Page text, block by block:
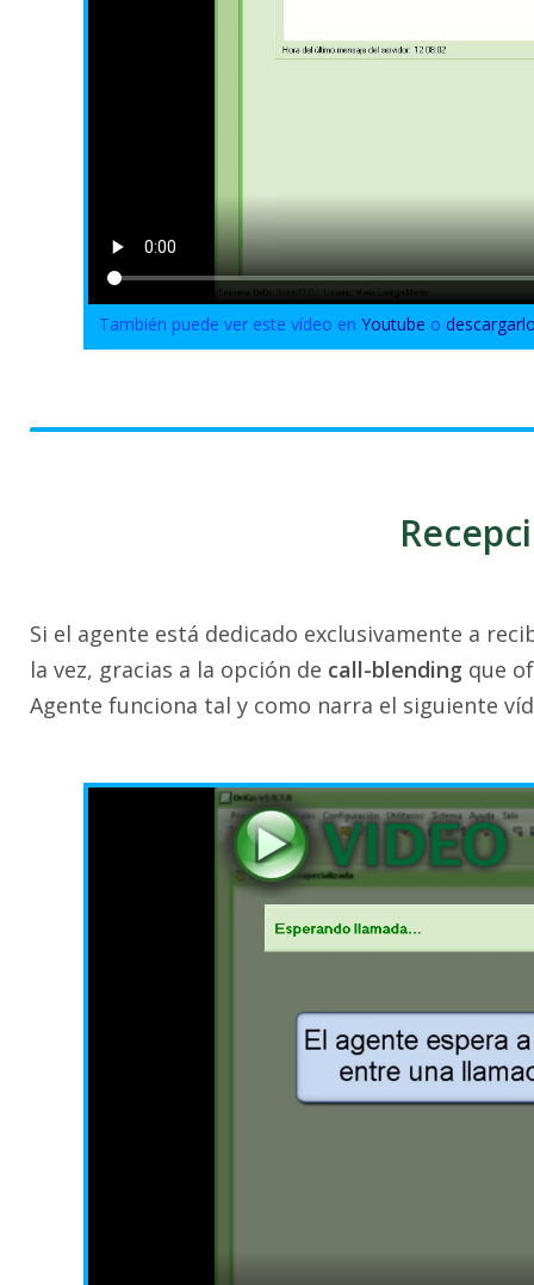
También puede ver este vídeo enYoutube o
Si el agente está dedicado exclusivamente a
la vez, gracias a la opción de call-blending que
Agente funciona tal y como narra el siguiente